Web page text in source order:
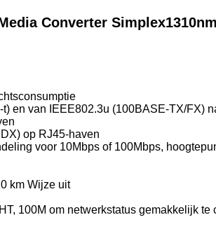
Converter
en van IEEE802.3u (100BASE-TX/FX)
op RJ45-haven
voor 10Mbps of 100Mbps,
km Wijze uit
100M om netwerkstatus gemakkelijk te